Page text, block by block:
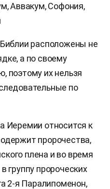
Аввакум, Софония,
расположены не
а по своему
поэтому их нельзя
по
Иеремии относится к
пророчества,
плена и во время
группу пророческих
2-я Паралипоменон,